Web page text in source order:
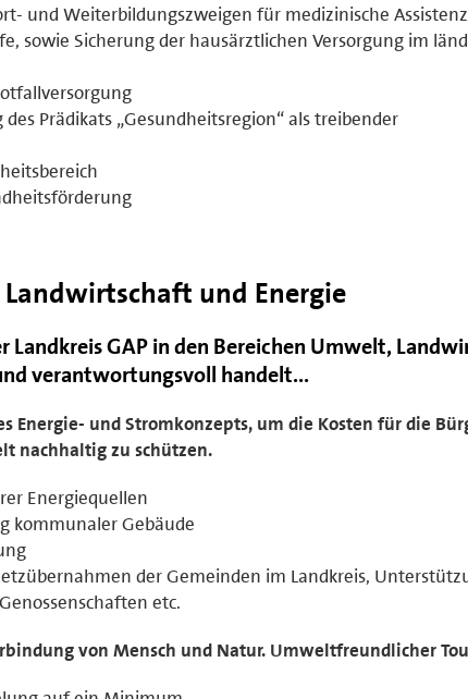
und Weiterbildungszweigen für medizinische
sowie Sicherung der hausärztlichen Versorgung im
Prädikats „Gesundheitsregion“ als treibender
und Energie
Landkreis GAP in den Bereichen Umwelt,
verantwortungsvoll handelt...
Energie- und Stromkonzepts, um die Kosten für die
nachhaltig zu schützen.
Energiequellen
kommunaler Gebäude
der Gemeinden im Landkreis,
etc.
von Mensch und Natur. Umweltfreundlicher